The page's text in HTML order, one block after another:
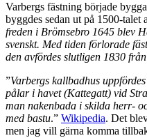
Varbergs fästning började
byggdes sedan ut på 1500-talet
freden i Brömsebro 1645 blev
svenskt. Med tiden förlorade
den avfördes slutligen 1830
”Varbergs kallbadhus
pålar i havet (Kattegatt) vid
man nakenbada i skilda herr-
med bastu.” Wikipedia. Det
men jag vill gärna komma